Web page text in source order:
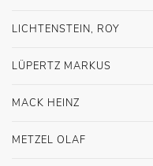
LICHTENSTEIN, ROY
LÜPERTZ MARKUS
MACK HEINZ
METZEL OLAF